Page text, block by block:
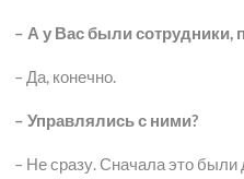
– А у Вас были
– Да, конечно.
– Управлялись с ними?
– Не сразу. Сначала это